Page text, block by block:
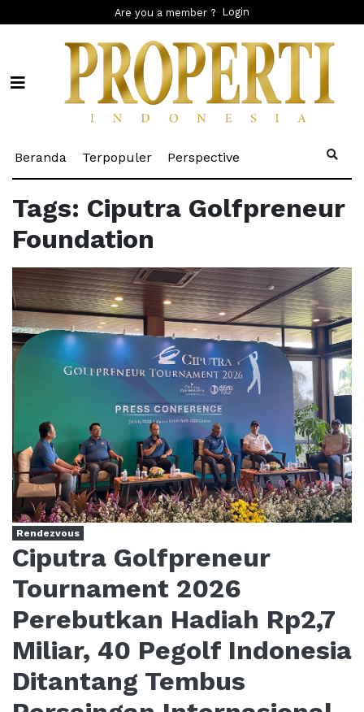
Are you a member ? Login
Beranda (current)
Terpopuler(current)
Perspective
Tags: Ciputra Golfpreneur
Foundation
Rendezvous
Ciputra Golfpreneur
Tournament 2026
Perebutkan Hadiah Rp2,7
Miliar, 40 Pegolf Indonesia
Ditantang Tembus